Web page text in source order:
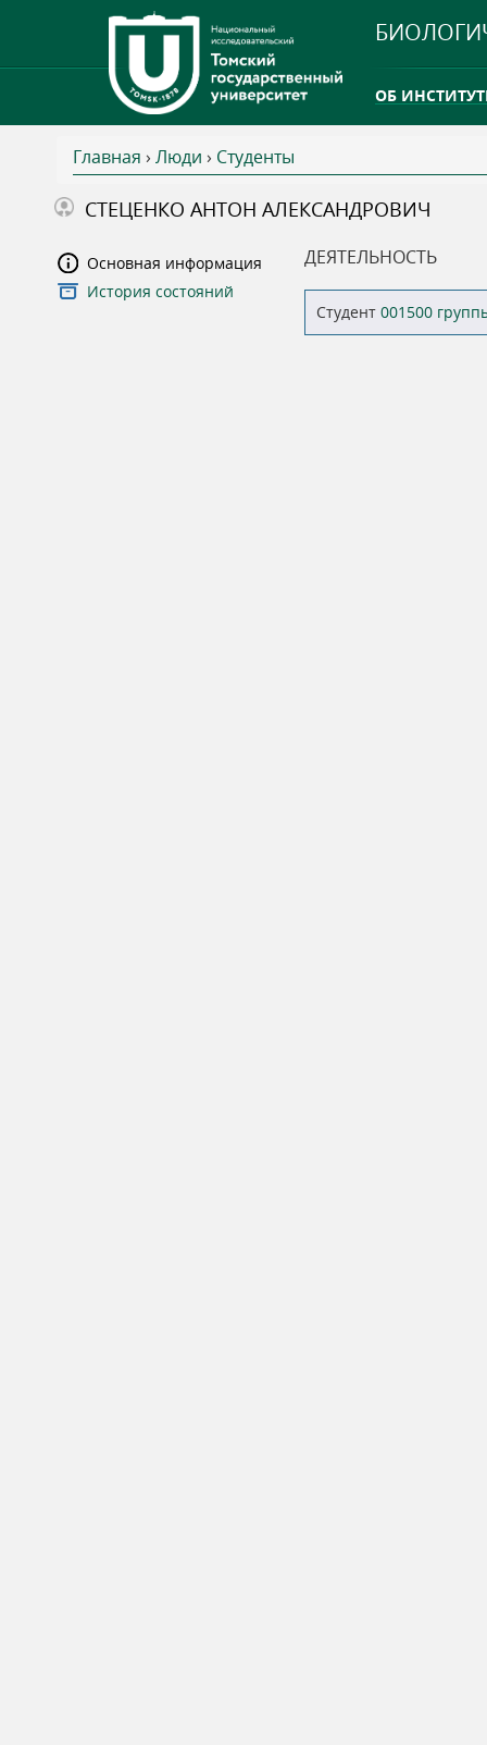
ОБ
ТГУ ОТКРЫЛ
В
ы
з
Главная › Люди › Студенты
СТЕЦЕНКО АНТОН АЛЕКСАНДРОВИЧ
Основная информация
История состояний
ДЕЯТЕЛЬНОСТЬ
Студент 001500